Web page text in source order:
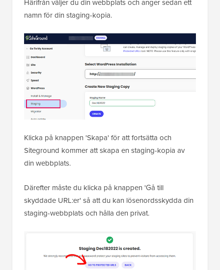
Härifrån väljer du din webbplats och anger sedan ett
namn för din staging-kopia.
Klicka på knappen 'Skapa' för att fortsätta och
Siteground kommer att skapa en staging-kopia av
din webbplats.
Därefter måste du klicka på knappen 'Gå till
skyddade URL:er' så att du kan lösenordsskydda din
staging-webbplats och hålla den privat.